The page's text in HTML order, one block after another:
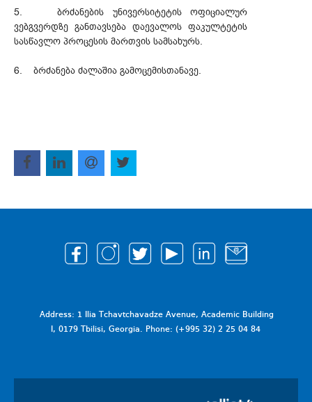
5. ბრძანების უნივერსიტეტის ოფიციალურ
ვებგვერდზე განთავსება დაევალოს ფაკულტეტის
სასწავლო პროცესის მართვის სამსახურს.
6. ბრძანება ძალაშია გამოცემისთანავე.
Address: 1 Ilia Tchavtchavadze Avenue, Academic Building
I, 0179 Tbilisi, Georgia. Phone: (+995 32) 2 25 04 84